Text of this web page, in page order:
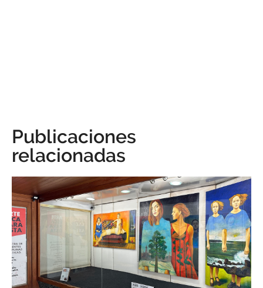
Publicaciones
relacionadas